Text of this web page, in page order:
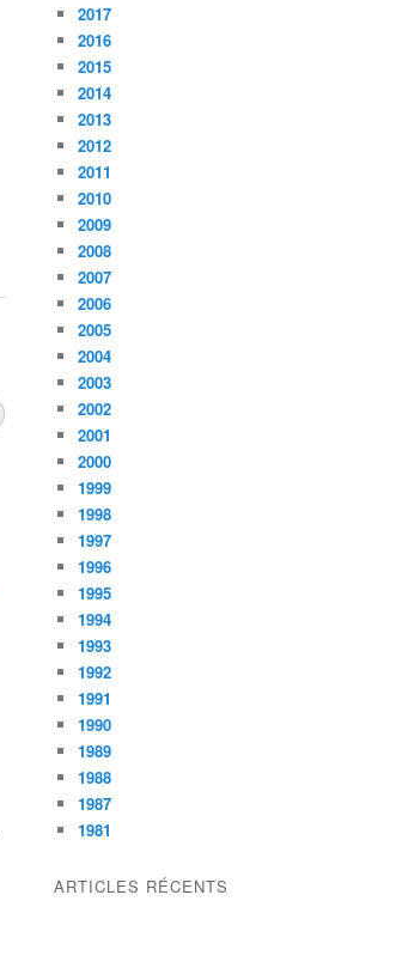
2017
2016
2015
2014
2013
2012
2011
2010
2009
2008
2007
2006
2005
2004
2003
2002
2001
2000
1999
1998
1997
1996
1995
1994
1993
1992
1991
1990
1989
1988
1987
1981
ARTICLES RÉCENTS